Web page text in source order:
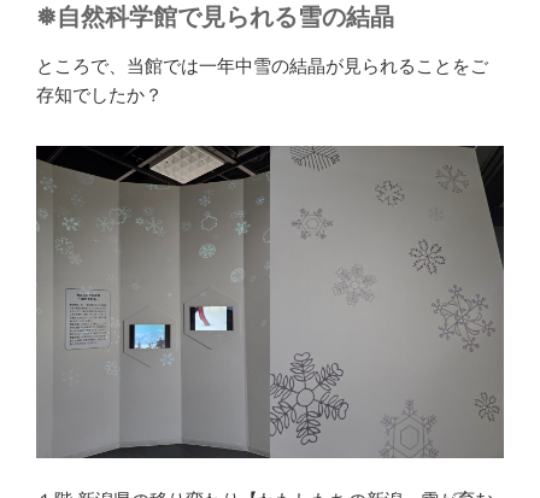
❅自然科学館で見られる雪の結晶
ところで、当館では一年中雪の結晶が見られることをご
存知でしたか？